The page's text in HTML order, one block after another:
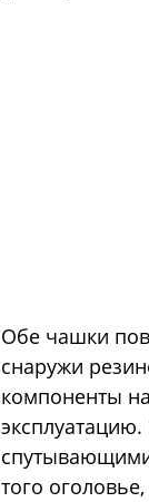
Обе чашки
снаружи
компоненты
того